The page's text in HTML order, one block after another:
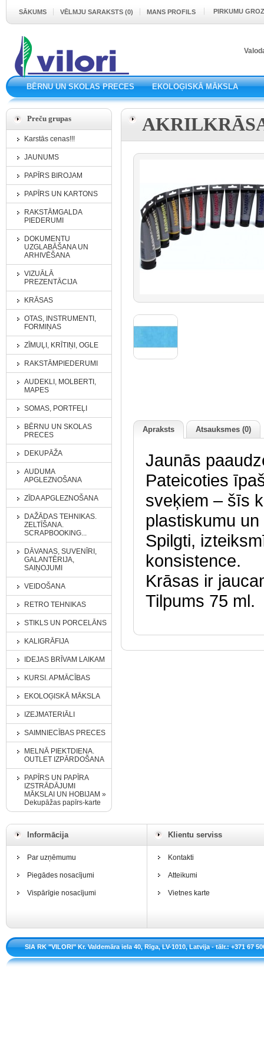
SĀKUMS VĒLMJU SARAKSTS (0) MANS PROFILS PIRKUMU
BĒRNU UN SKOLAS PRECES EKOLOĢISKĀ MĀKSLA
Preču grupas
Karstās cenas!!!
JAUNUMS
PAPĪRS BIROJAM
PAPĪRS UN KARTONS
RAKSTĀMGALDA
PIEDERUMI
DOKUMENTU
UZGLABĀŠANA UN
ARHIVĒŠANA
VIZUĀLĀ
PREZENTĀCIJA
KRĀSAS
OTAS, INSTRUMENTI,
FORMIŅAS
ZĪMUĻI, KRĪTIŅI, OGLE
RAKSTĀMPIEDERUMI
AUDEKLI, MOLBERTI,
MAPES
SOMAS, PORTFEĻI
BĒRNU UN SKOLAS
PRECES
DEKUPĀŽA
AUDUMA
APGLEZNOŠANA
ZĪDA APGLEZNOŠANA
DAŽĀDAS TEHNIKAS.
ZELTĪŠANA.
SCRAPBOOKING...
DĀVANAS, SUVENĪRI,
GALANTĒRIJA,
SAIŅOJUMI
VEIDOŠANA
RETRO TEHNIKAS
STIKLS UN PORCELĀNS
KALIGRĀFIJA
IDEJAS BRĪVAM LAIKAM
KURSI. APMĀCĪBAS
EKOLOĢISKĀ MĀKSLA
IZEJMATERIĀLI
SAIMNIECĪBAS PRECES
MELNĀ PIEKTDIENA.
OUTLET IZPĀRDOŠANA
PAPĪRS UN PAPĪRA
IZSTRĀDĀJUMI
MĀKSLAI UN HOBIJAM »
Dekupāžas papīrs-karte
Apraksts Atsauksmes (0)
Jaunās
Pateicoties
sveķiem – šīs
plastiskumu
Spilgti,
konsistence.
Krāsas ir
Tilpums 75 ml.
Informācija
Par uzņēmumu
Piegādes nosacījumi
Vispārīgie nosacījumi
Klientu serviss
Kontakti
Atteikumi
Vietnes karte
SIA RK "VILORI" Kr. Valdemāra iela 40, Rīga, LV-1010, Latvija - tālr.: +371 67